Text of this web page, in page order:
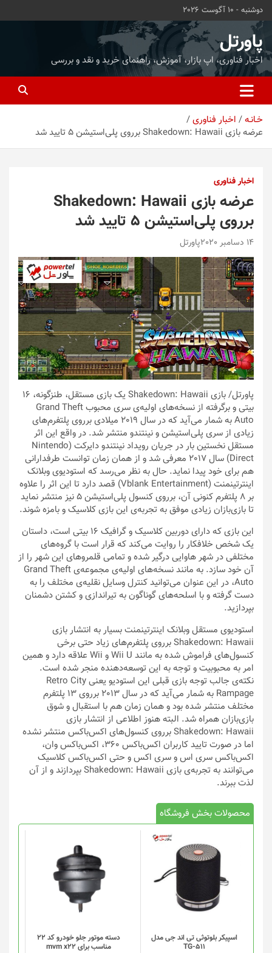
محتوا
بروید
دوشنبه - 10 آگوست 2026
پاورتل
اخبار فناوری، اپ بازار، آموزش، راهنمای خرید و نقد و بررسی
خـانـه
اخبار فناوری
عرضه بازی Shakedown: Hawaii برروی پلی‌استیشن 5 تایید شد
اخبار فناوری
عرضه بازی Shakedown: Hawaii
برروی پلی‌استیشن 5 تایید شد
14 دسامبر 2020 پاورتل
پاورتل
/ بازی Shakedown: Hawaii یک بازی مستقل، طنزگونه، 16
بیتی و برگرفته از نسخه‌های اولیه‌ی سری محبوب Grand Theft
Auto به شمار می‌آید که در سال 2019 میلادی برروی پلتفرم‌های
زیادی از سری پلی‌استیشن و نینتندو منتشر شد. در واقع این اثر
مستقل نخستین بار در جریان رویداد نینتندو دایرکت (Nintendo
Direct) سال 2017 معرفی شد و از همان زمان توانست طرفدارانی
هم برای خود پیدا نماید. حال به نظر می‌رسد که استودیوی وبلانک
اینترتینمنت (Vblank Entertainment) قصد دارد تا این اثر را علاوه
بر 8 پلتفرم کنونی آن، برروی کنسول پلی‌استیشن 5 نیز منتشر نماید
تا بازی‌بازان زیادی موفق به تجربه‌ی این بازی کلاسیک و بامزه شوند.
این بازی که دارای دوربین کلاسیک و گرافیک 16 بیتی است، داستان
یک شخص خلافکار را روایت می‌کند که قرار است با گروه‌های
مختلفی در شهر هاوایی درگیر شده و تمامی قلمروهای این شهر را از
آن خود سازد. به مانند نسخه‌های اولیه‌ی مجموعه‌ی Grand Theft
Auto، در این عنوان می‌توانید کنترل وسایل نقلیه‌ی مختلف را به
دست گرفته و با اسلحه‌های گوناگون به تیراندازی و کشتن دشمنان
بپردازید.
استودیوی مستقل وبلانک اینترتینمنت بسیار به انتشار بازی
Shakedown: Hawaii برروی پلتفرم‌های زیاد حتی برخی
کنسول‌های فراموش شده به مانند Wii U و Wii علاقه دارد و همین
امر به محبوبیت و توجه به این توسعه‌دهنده منجر شده است.
نکته‌ی جالب توجه بازی قبلی این استودیو یعنی Retro City
Rampage به شمار می‌آید که در سال 2013 برروی 13 پلتفرم
مختلف منتشر شده بود و همان زمان هم با استقبال و شوق
بازی‌بازان همراه شد. البته هنوز اطلاعی از انتشار بازی
Shakedown: Hawaii برروی کنسول‌های اکس‌باکس منتشر نشده
اما در صورت تایید کاربران اکس‌باکس 360، اکس‌باکس وان،
اکس‌باکس سری اس و سری اکس و حتی اکس‌باکس کلاسیک
می‌توانند به تجربه‌ی بازی Shakedown: Hawaii بپردازند و از آن
لذت ببرند.
محصولات بخش فروشگاه
اسپیکر بلوتوثی تی اند جی مدل
TG-511
دسته موتور جلو خودرو کد 22
مناسب برای mvm x22